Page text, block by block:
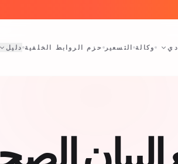
وكالة التسعير حزم الروابط الخلفية دليل